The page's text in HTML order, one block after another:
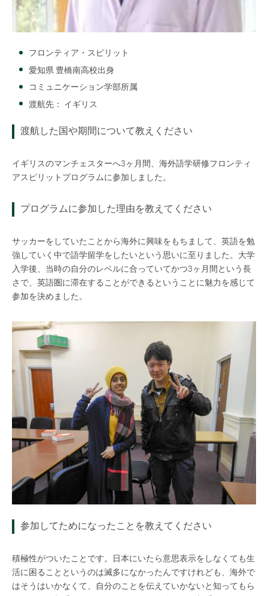
フロンティア・スピリット
愛知県 豊橋南高校出身
コミュニケーション学部所属
渡航先： イギリス
渡航した国や期間について教えください
イギリスのマンチェスターへ3ヶ月間、海外語学研修フロンティ
アスピリットプログラムに参加しました。
プログラムに参加した理由を教えてください
サッカーをしていたことから海外に興味をもちまして、英語を勉
強していく中で語学留学をしたいという思いに至りました。大学
入学後、当時の自分のレベルに合っていてかつ3ヶ月間という長
さで、英語圏に滞在することができるということに魅力を感じて
参加を決めました。
参加してためになったことを教えてください
積極性がついたことです。日本にいたら意思表示をしなくても生
活に困ることというのは滅多になかったんですけれども、海外で
はそうはいかなくて、自分のことを伝えていかないと知ってもら